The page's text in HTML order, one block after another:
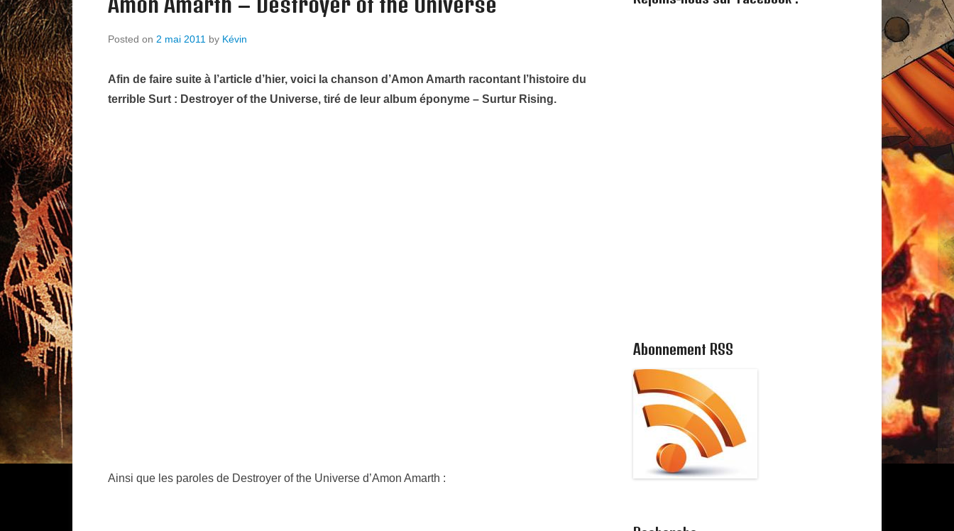
Posted on 2 mai 2011 by Kévin
Afin de faire suite à l’article d’hier, voici la chanson d’Amon Amarth racontant l’histoire du
terrible Surt : Destroyer of the Universe, tiré de leur album éponyme – Surtur Rising.
Ainsi que les paroles de Destroyer of the Universe d’Amon Amarth :
Abonnement RSS